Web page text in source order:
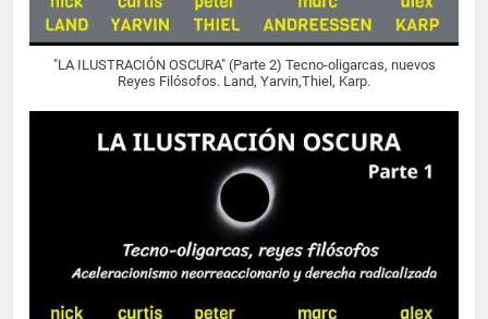
"LA ILUSTRACIÓN OSCURA" (Parte 2) Tecno-oligarcas, nuevos
Reyes Filósofos. Land, Yarvin,Thiel, Karp.